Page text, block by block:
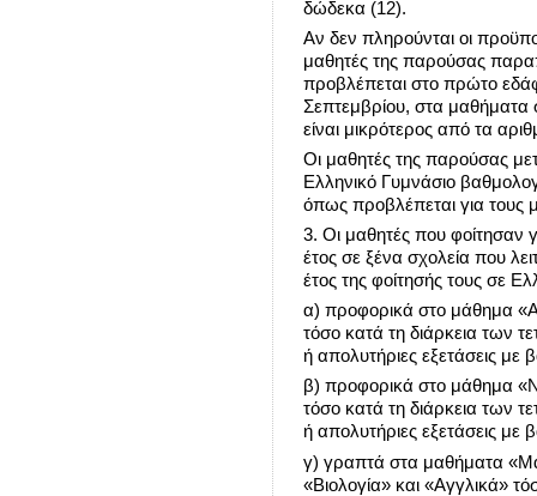
δώδεκα (12).
Αν δεν πληρούνται οι
μαθητές της παρούσας
προβλέπεται στο πρώτο
Σεπτεμβρίου, στα μαθήματα
είναι μικρότερος από τα
Οι μαθητές της παρούσας
Ελληνικό Γυμνάσιο
όπως προβλέπεται για τους
3. Οι μαθητές που φοίτησαν
έτος σε ξένα σχολεία που
έτος της φοίτησής τους σε
α) προφορικά στο μάθημα
τόσο κατά τη διάρκεια των
ή απολυτήριες εξετάσεις
β) προφορικά στο μάθημα
τόσο κατά τη διάρκεια των
ή απολυτήριες εξετάσεις
γ) γραπτά στα μαθήματα
«Βιολογία» και «Αγγλικά»